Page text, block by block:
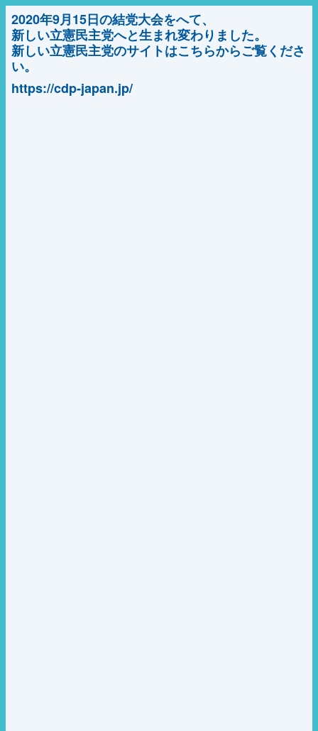
2020年9月15日の結党大会をへて、
新しい立憲民主党へと生まれ変わりました。
新しい立憲民主党のサイトはこちらからご覧くださ
い。
https://cdp-japan.jp/